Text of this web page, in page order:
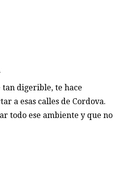
tan digerible, te hace
a esas calles de Cordova.
todo ese ambiente y que no